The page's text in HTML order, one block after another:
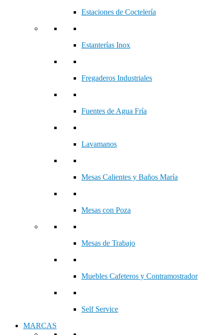
Estaciones de Coctelería
Estanterías Inox
Fregaderos Industriales
Fuentes de Agua Fría
Lavamanos
Mesas Calientes y Baños María
Mesas con Poza
Mesas de Trabajo
Muebles Cafeteros y Contramostrador
Self Service
MARCAS